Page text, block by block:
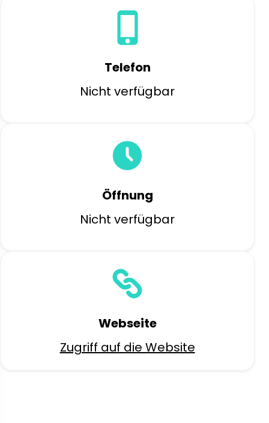
Telefon
Nicht verfügbar
Öffnung
Nicht verfügbar
Webseite
Zugriff auf die Website